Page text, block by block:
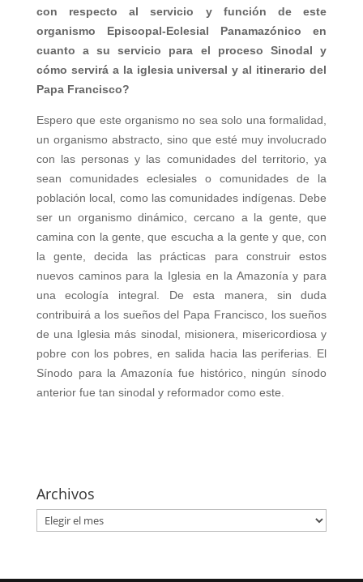
con respecto al servicio y función de este
organismo Episcopal-Eclesial Panamazónico en
cuanto a su servicio para el proceso Sinodal y
cómo servirá a la iglesia universal y al itinerario del
Papa Francisco?
Espero que este organismo no sea solo una formalidad,
un organismo abstracto, sino que esté muy involucrado
con las personas y las comunidades del territorio, ya
sean comunidades eclesiales o comunidades de la
población local, como las comunidades indígenas. Debe
ser un organismo dinámico, cercano a la gente, que
camina con la gente, que escucha a la gente y que, con
la gente, decida las prácticas para construir estos
nuevos caminos para la Iglesia en la Amazonía y para
una ecología integral. De esta manera, sin duda
contribuirá a los sueños del Papa Francisco, los sueños
de una Iglesia más sinodal, misionera, misericordiosa y
pobre con los pobres, en salida hacia las periferias. El
Sínodo para la Amazonía fue histórico, ningún sínodo
anterior fue tan sinodal y reformador como este.
Archivos
Archivos